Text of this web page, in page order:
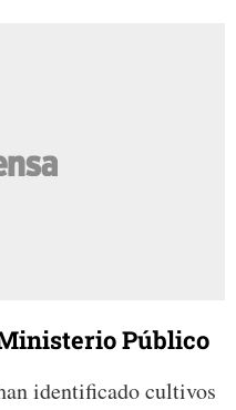
Público
identificado cultivos